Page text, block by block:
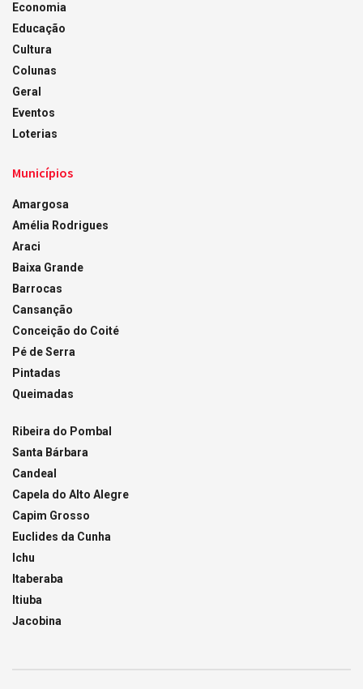
Economia
Educação
Cultura
Colunas
Geral
Eventos
Loterias
Municípios
Amargosa
Amélia Rodrigues
Araci
Baixa Grande
Barrocas
Cansanção
Conceição do Coité
Pé de Serra
Pintadas
Queimadas
Ribeira do Pombal
Santa Bárbara
Candeal
Capela do Alto Alegre
Capim Grosso
Euclides da Cunha
Ichu
Itaberaba
Itiuba
Jacobina